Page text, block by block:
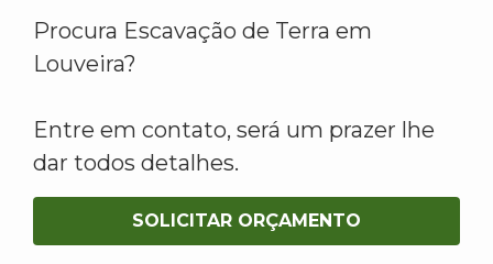
Procura Escavação de Terra em
Louveira?
Entre em contato, será um prazer lhe
dar todos detalhes.
SOLICITAR ORÇAMENTO